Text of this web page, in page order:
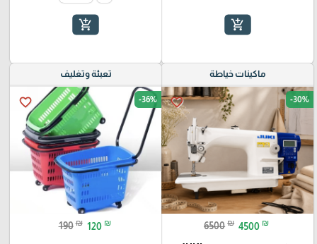
add_shopping_cart
add_shopping_cart
ماكينات خياطة
favorite_border -30%
6500 ₪ 4500 ₪
تعبئة وتغليف
favorite_border -36%
190 ₪ 120 ₪